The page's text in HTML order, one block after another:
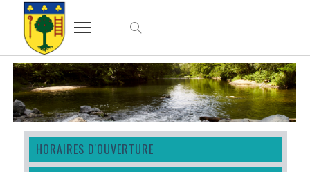
HORAIRES D'OUVERTURE